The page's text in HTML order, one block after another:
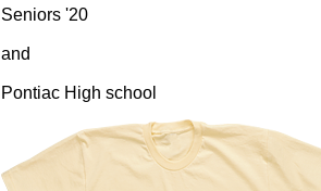
Seniors '20
and
Pontiac High school